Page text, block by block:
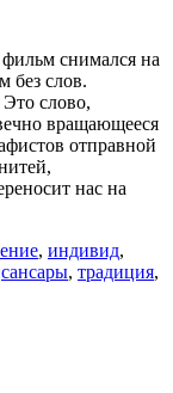
снимался на
без слов.
слово,
вращающееся
отправной
нас на
, индивид,
сансары, традиция,